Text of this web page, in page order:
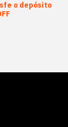
o depósito